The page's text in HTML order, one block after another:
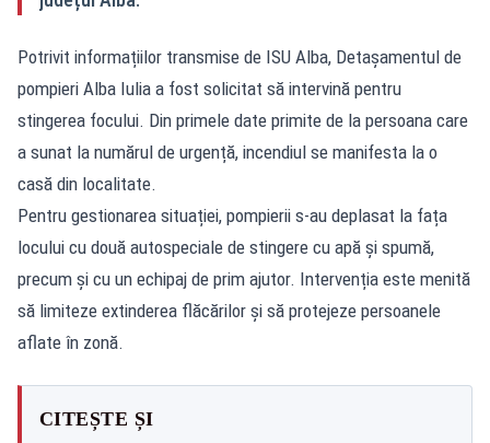
Potrivit informațiilor transmise de ISU Alba, Detașamentul de
pompieri Alba Iulia a fost solicitat să intervină pentru
stingerea focului. Din primele date primite de la persoana care
a sunat la numărul de urgență, incendiul se manifesta la o
casă din localitate.
Pentru gestionarea situației, pompierii s-au deplasat la fața
locului cu două autospeciale de stingere cu apă și spumă,
precum și cu un echipaj de prim ajutor. Intervenția este menită
să limiteze extinderea flăcărilor și să protejeze persoanele
aflate în zonă.
CITEȘTE ȘI